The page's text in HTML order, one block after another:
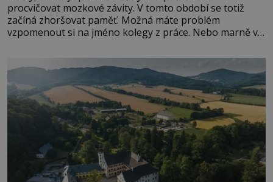
procvičovat mozkové závity. V tomto období se totiž
začíná zhoršovat paměť. Možná máte problém
vzpomenout si na jméno kolegy z práce. Nebo marně v
Je to opravdu tak, s věkem jako kdyby se paměť
rozhodla stávkovat. Cvičte